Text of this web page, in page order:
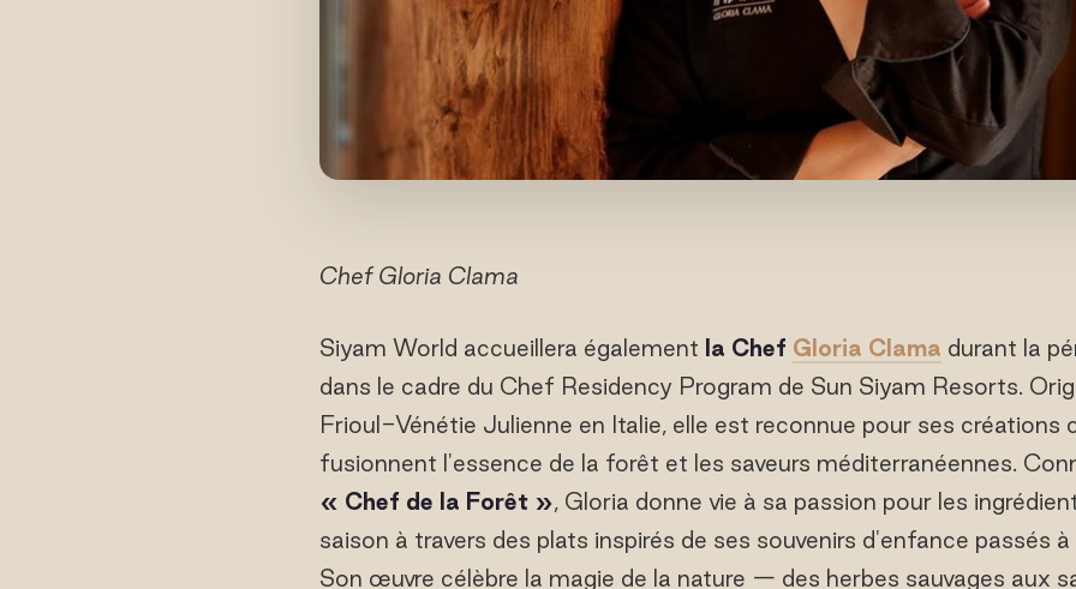
Chef Gloria Clama
Siyam World accueillera également la Chef Gloria Clama durant la
dans le cadre du Chef Residency Program de Sun Siyam Resorts.
Frioul-Vénétie Julienne en Italie, elle est reconnue pour ses créations
fusionnent l'essence de la forêt et les saveurs méditerranéennes.
« Chef de la Forêt », Gloria donne vie à sa passion pour les
saison à travers des plats inspirés de ses souvenirs d'enfance passés
Son œuvre célèbre la magie de la nature — des herbes sauvages aux